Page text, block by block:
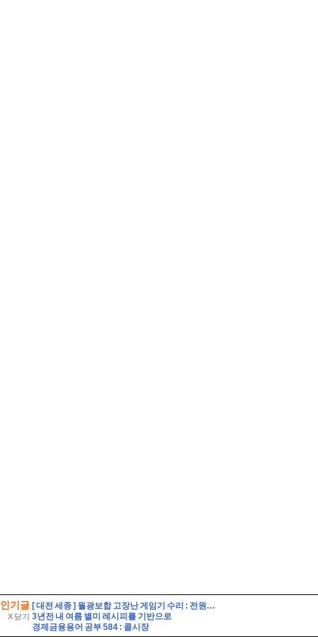
인기글
X 닫기
[ 대전 세종 ] 월광보합 고장난 게임기 수리 : 전원불량 DC-DC칩 수리
3년전 내 여름 별미 레시피를 기반으로
경제금융용어 공부 584 : 콜시장